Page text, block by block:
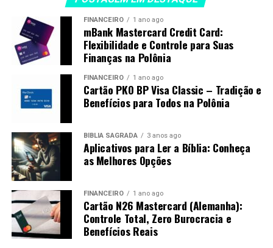
FINANCEIRO 1 ano ago
mBank Mastercard Credit Card:
Flexibilidade e Controle para Suas
Finanças na Polônia
FINANCEIRO 1 ano ago
Cartão PKO BP Visa Classic – Tradição e
Benefícios para Todos na Polônia
BÍBLIA SAGRADA 3 anos ago
Aplicativos para Ler a Bíblia: Conheça
as Melhores Opções
FINANCEIRO 1 ano ago
Cartão N26 Mastercard (Alemanha):
Controle Total, Zero Burocracia e
Benefícios Reais